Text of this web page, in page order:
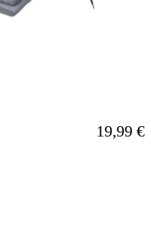
Ab
19,99 €